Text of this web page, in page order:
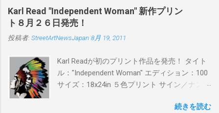
日(木)19時 タイトル：SWEET KISS カラー：
BLUE/MINT GREEN/PINK/YELLOW エディショ
ン：各色５ サイズ：800mm × 550mm 価格：
¥16,000(¥17,280) 購入は、 こちら から
Karl Read "Independent Woman" 新作プリン
ト８月２６日発売！
投稿者: StreetArtNewsJapan 8月 19, 2011
Karl Readが初のプリント作品を発売！ タイト
ル："Independent Woman" エディション：100
サイズ：18x24in ５色プリント サイン／ナンバ
ドフィニッシュバージョン（エディション：
続きを読む